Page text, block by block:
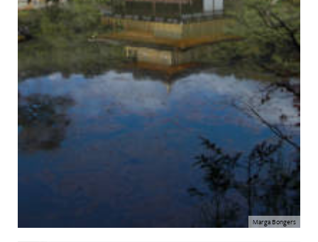
Marga Bongers